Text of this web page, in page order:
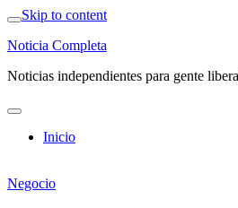
Skip to content
Noticia Completa
Noticias independientes para gente
Inicio
Negocio